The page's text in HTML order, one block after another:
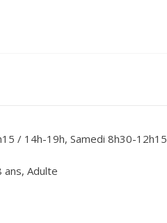
/ 14h-19h, Samedi 8h30-12h15
ans, Adulte